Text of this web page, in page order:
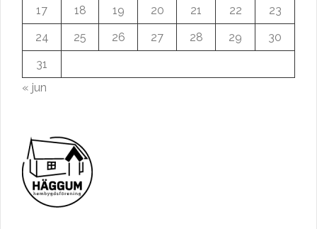
17
18 19 20 21 22
23
24
25 26 27 28 29
30
31
« jun